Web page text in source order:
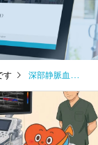
す 深部静脈血栓症